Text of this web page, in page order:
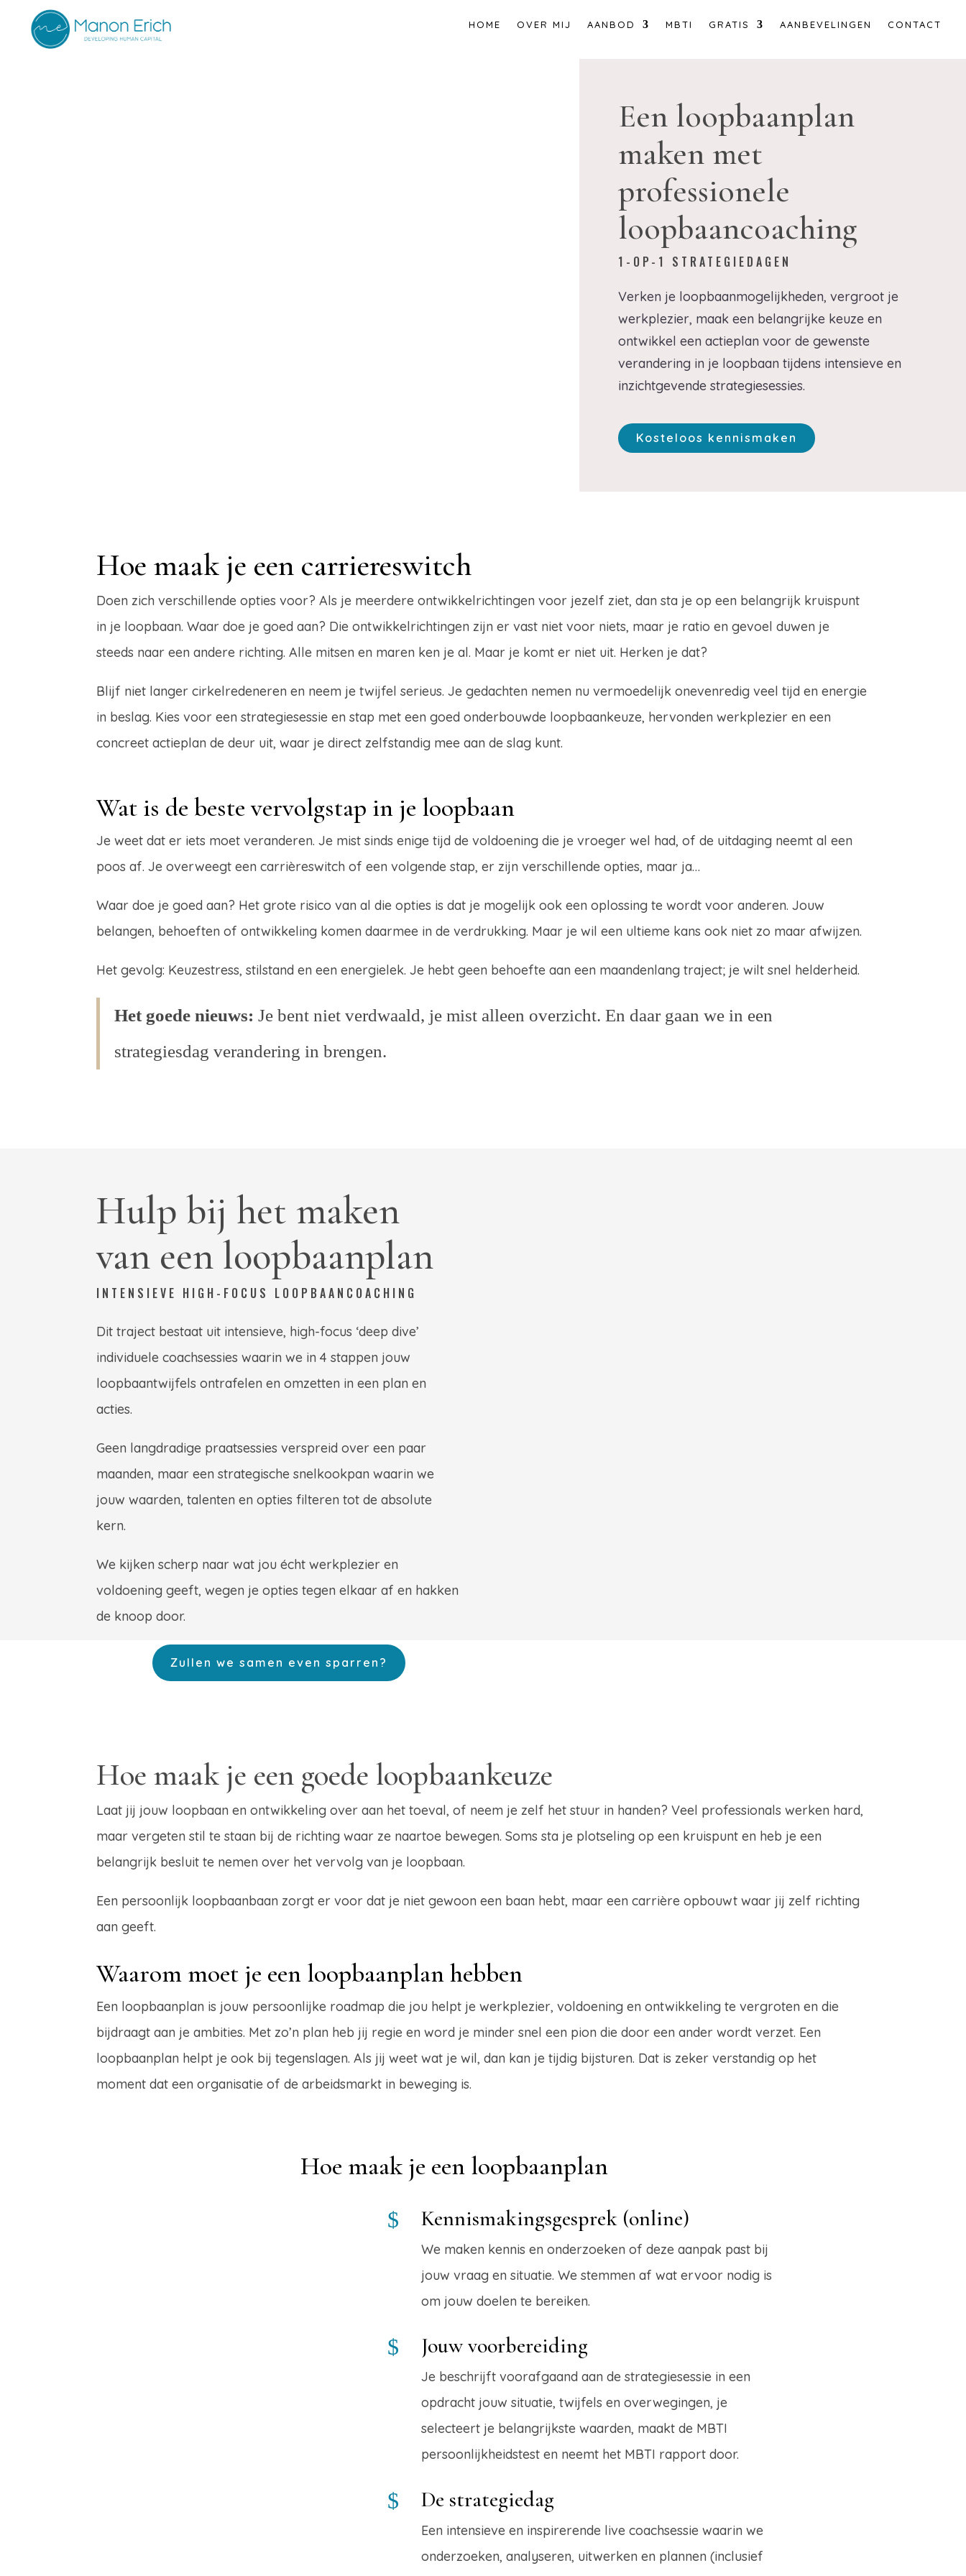
HOME OVER MIJ AANBOD MBTI GRATIS AANBEVELINGEN CONTACT
Een loopbaanplan
maken met
professionele
loopbaancoaching
1-OP-1 STRATEGIEDAGEN
Verken je loopbaanmogelijkheden, vergroot je
werkplezier, maak een belangrijke keuze en
ontwikkel een actieplan voor de gewenste
verandering in je loopbaan tijdens intensieve en
inzichtgevende strategiesessies.
Kosteloos kennismaken
Hoe maak je een carriereswitch
Doen zich verschillende opties voor? Als je meerdere ontwikkelrichtingen voor jezelf ziet, dan sta je op een belangrijk kruispunt
in je loopbaan. Waar doe je goed aan? Die ontwikkelrichtingen zijn er vast niet voor niets, maar je ratio en gevoel duwen je
steeds naar een andere richting. Alle mitsen en maren ken je al. Maar je komt er niet uit. Herken je dat?
Blijf niet langer cirkelredeneren en neem je twijfel serieus. Je gedachten nemen nu vermoedelijk onevenredig veel tijd en energie
in beslag. Kies voor een strategiesessie en stap met een goed onderbouwde loopbaankeuze, hervonden werkplezier en een
concreet actieplan de deur uit, waar je direct zelfstandig mee aan de slag kunt.
Wat is de beste vervolgstap in je loopbaan
Je weet dat er iets moet veranderen. Je mist sinds enige tijd de voldoening die je vroeger wel had, of de uitdaging neemt al een
poos af. Je overweegt een carrièreswitch of een volgende stap, er zijn verschillende opties, maar ja…
Waar doe je goed aan? Het grote risico van al die opties is dat je mogelijk ook een oplossing te wordt voor anderen. Jouw
belangen, behoeften of ontwikkeling komen daarmee in de verdrukking. Maar je wil een ultieme kans ook niet zo maar afwijzen.
Het gevolg: Keuzestress, stilstand en een energielek. Je hebt geen behoefte aan een maandenlang traject; je wilt snel helderheid.
Het goede nieuws: Je bent niet verdwaald, je mist alleen overzicht. En daar gaan we in een
strategiesdag verandering in brengen.
Hulp bij het maken
van een loopbaanplan
INTENSIEVE HIGH-FOCUS LOOPBAANCOACHING
Dit traject bestaat uit intensieve, high-focus ‘deep dive’
individuele coachsessies waarin we in 4 stappen jouw
loopbaantwijfels ontrafelen en omzetten in een plan en
acties.
Geen langdradige praatsessies verspreid over een paar
maanden, maar een strategische snelkookpan waarin we
jouw waarden, talenten en opties filteren tot de absolute
kern.
We kijken scherp naar wat jou écht werkplezier en
voldoening geeft, wegen je opties tegen elkaar af en hakken
de knoop door.
Zullen we samen even sparren?
Hoe maak je een goede loopbaankeuze
Laat jij jouw loopbaan en ontwikkeling over aan het toeval, of neem je zelf het stuur in handen? Veel professionals werken hard,
maar vergeten stil te staan bij de richting waar ze naartoe bewegen. Soms sta je plotseling op een kruispunt en heb je een
belangrijk besluit te nemen over het vervolg van je loopbaan.
Een persoonlijk loopbaanbaan zorgt er voor dat je niet gewoon een baan hebt, maar een carrière opbouwt waar jij zelf richting
aan geeft.
Waarom moet je een loopbaanplan hebben
Een loopbaanplan is jouw persoonlijke roadmap die jou helpt je werkplezier, voldoening en ontwikkeling te vergroten en die
bijdraagt aan je ambities. Met zo’n plan heb jij regie en word je minder snel een pion die door een ander wordt verzet. Een
loopbaanplan helpt je ook bij tegenslagen. Als jij weet wat je wil, dan kan je tijdig bijsturen. Dat is zeker verstandig op het
moment dat een organisatie of de arbeidsmarkt in beweging is.
Hoe maak je een loopbaanplan
$ Kennismakingsgesprek (online)
We maken kennis en onderzoeken of deze aanpak past bij
jouw vraag en situatie. We stemmen af wat ervoor nodig is
om jouw doelen te bereiken.
$ Jouw voorbereiding
Je beschrijft voorafgaand aan de strategiesessie in een
opdracht jouw situatie, twijfels en overwegingen, je
selecteert je belangrijkste waarden, maakt de MBTI
persoonlijkheidstest en neemt het MBTI rapport door.
$ De strategiedag
Een intensieve en inspirerende live coachsessie waarin we
onderzoeken, analyseren, uitwerken en plannen (inclusief